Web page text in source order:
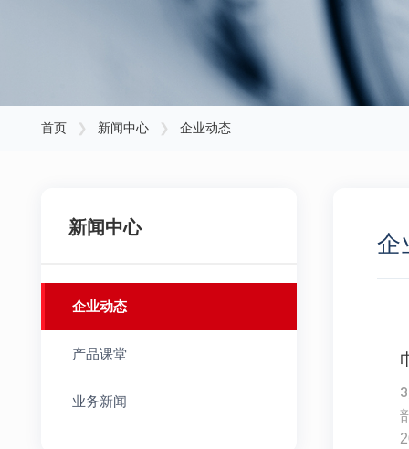
首页 ❯ 新闻中心 ❯ 企业动态
新闻中心
企业动态
产品课堂
业务新闻
企